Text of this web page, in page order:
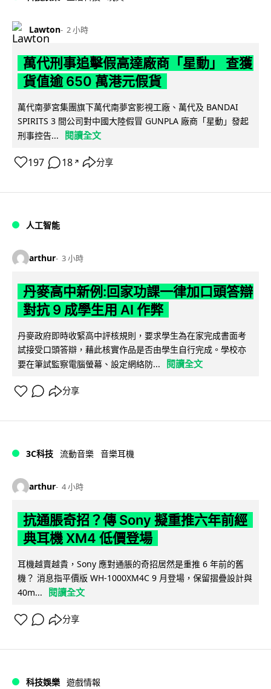
Lawton 2 小時
萬代刑事追擊假高達廠商「星動」 查獲
貨值逾 650 萬港元假貨
萬代南夢宮集團旗下萬代南夢宮影視工廠、萬代及 BANDAI
SPIRITS 3 間公司對中國大陸假冒 GUNPLA 廠商「星動」發起
刑事控告...
閱讀全文
197 18 ↗ 分享
人工智能
arthur 3 小時
丹麥高中新例:回家功課一律加口頭答辯
對抗 9 成學生用 AI 作弊
丹麥政府即時收緊高中評核規則，要求學生為在家完成書面考
試接受口頭答辯，藉此核實作品是否由學生自行完成。學校亦
要在筆試監察電腦螢幕、設定網絡防...
閱讀全文
分享
3C科技 流動音樂 音樂耳機
arthur 4 小時
抗通脹奇招？傳 Sony 擬重推六年前經
典耳機 XM4 低價登場
耳機越賣越貴，Sony 應對通脹的奇招居然是重推 6 年前的舊
機？ 消息指平價版 WH-1000XM4C 9 月登場，保留摺疊設計與
40m...
閱讀全文
分享
科技娛樂 遊戲情報